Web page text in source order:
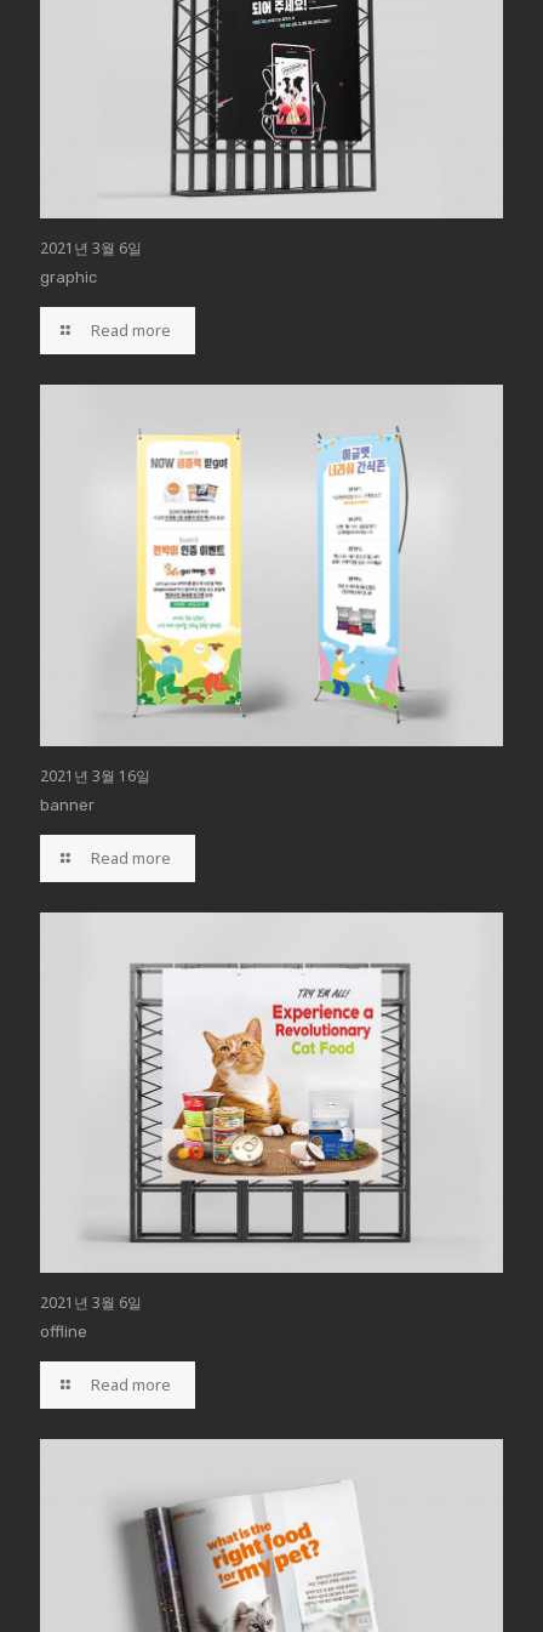
2021년 3월 6일
graphic
Read more
2021년 3월 16일
banner
Read more
2021년 3월 6일
offline
Read more